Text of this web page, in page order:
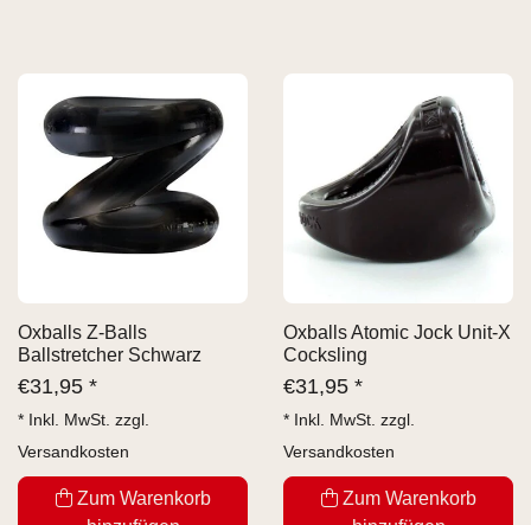
Oxballs Z-Balls
Ballstretcher Schwarz
€31,95 *
* Inkl. MwSt. zzgl.
Versandkosten
Zum Warenkorb
Oxballs Atomic Jock Unit-X
Cocksling
€31,95 *
* Inkl. MwSt. zzgl.
Versandkosten
Zum Warenkorb